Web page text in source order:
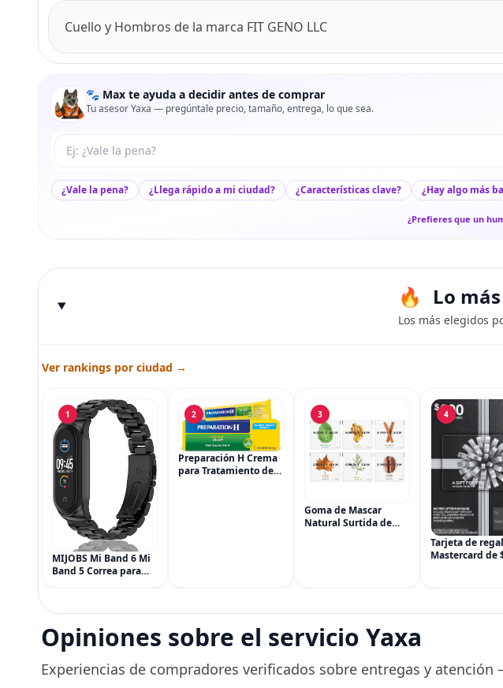
Cuello y Hombros de la marca FIT GENO LLC
🐾 Max te ayuda a decidir antes de comprar
Tu asesor Yaxa — pregúntale precio, tamaño, entrega, lo que sea.
Tu pregunta a Max
¿Vale la pena? ¿Llega rápido a mi ciudad? ¿Características clave? ¿Hay algo más
¿Prefieres que un
Lo
Los más elegidos
Ver rankings por ciudad →
1
MIJOBS Mi Band 6 Mi
Band 5 Correa para
de metal para Mi
Smart Band 6
2
Preparación H Crema
para Tratamiento de
3
Goma de Mascar
Natural Surtida de
4
Tarjeta de
Mastercard de
Opiniones sobre el servicio Yaxa
Experiencias de compradores verificados sobre entregas y